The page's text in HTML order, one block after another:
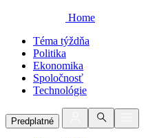
Home
Téma týždňa
Politika
Ekonomika
Spoločnosť
Technológie
Predplatné